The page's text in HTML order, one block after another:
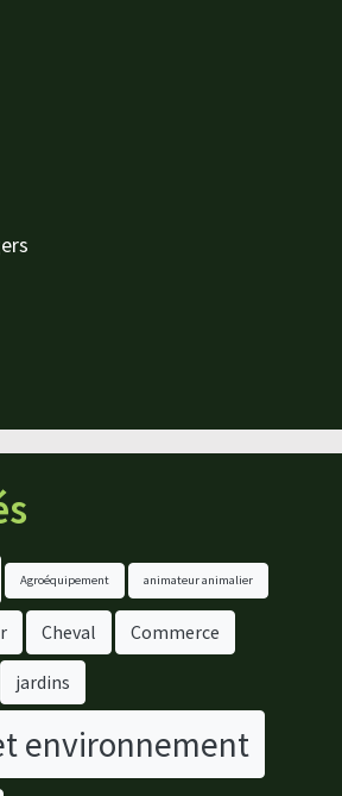
Agroéquipement animateur animalier
Cheval Commerce
jardins
environnement